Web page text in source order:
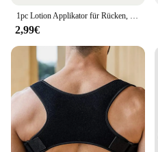
1pc Lotion Applikator für Rücken, Füße, ältere Menschen, Frauen, cremefarbene Hautcreme Feuchtigkeit creme Sonnencreme, auch für mich geeignet
2,99€